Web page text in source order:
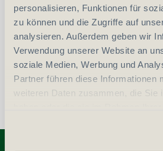
personalisieren, Funktionen für
zu können und die Zugriffe auf
analysieren. Außerdem geben wir
Verwendung unserer Website an
soziale Medien, Werbung und
Partner führen diese Informationen
weiteren Daten zusammen, die Sie
vergleichen
Entdecken Sie